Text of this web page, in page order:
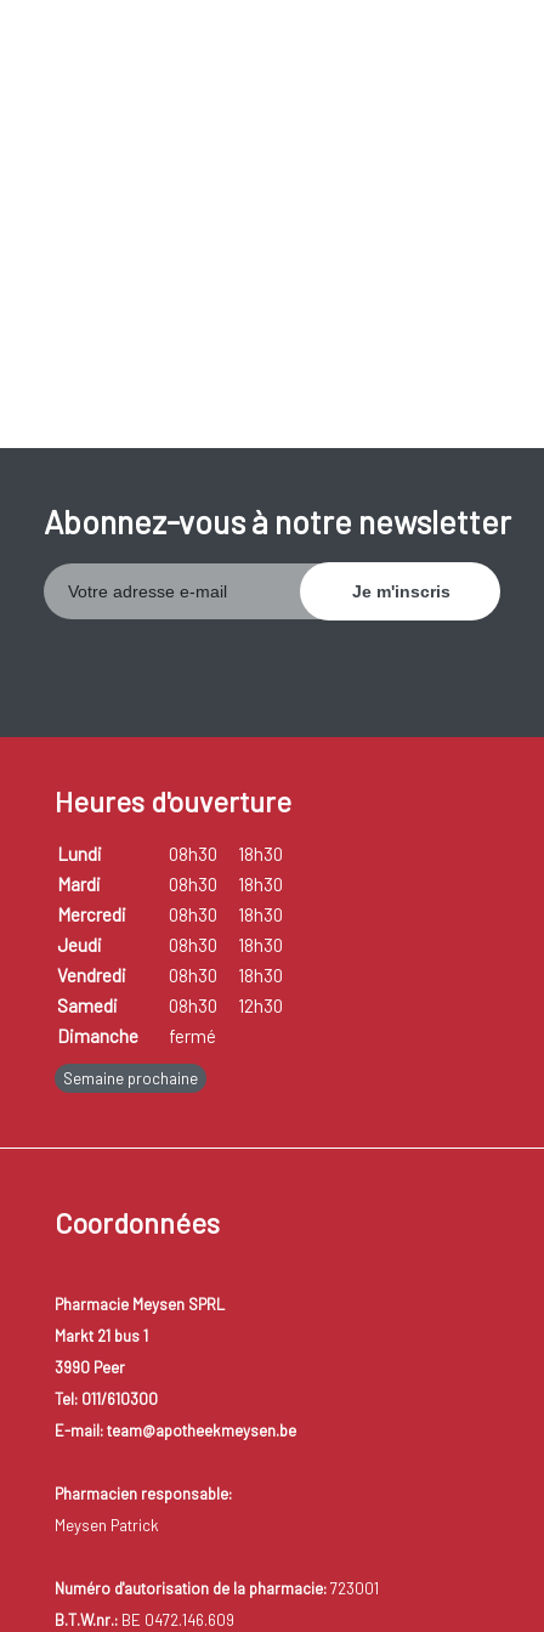
Abonnez-vous à notre newsletter
Heures d'ouverture
Lundi 08h30
18h30
Mardi
08h30
18h30
Mercredi
08h30
18h30
Jeudi
08h30
18h30
Vendredi
08h30
18h30
Samedi
08h30
12h30
Dimanche
fermé
Semaine prochaine
Coordonnées
Pharmacie Meysen SPRL
Markt 21 bus 1
3990 Peer
Tel: 011/610300
E-mail: team@apotheekmeysen.be
Pharmacien responsable:
Meysen Patrick
Numéro d'autorisation de la pharmacie:723001
B.T.W.nr.:BE 0472.146.609